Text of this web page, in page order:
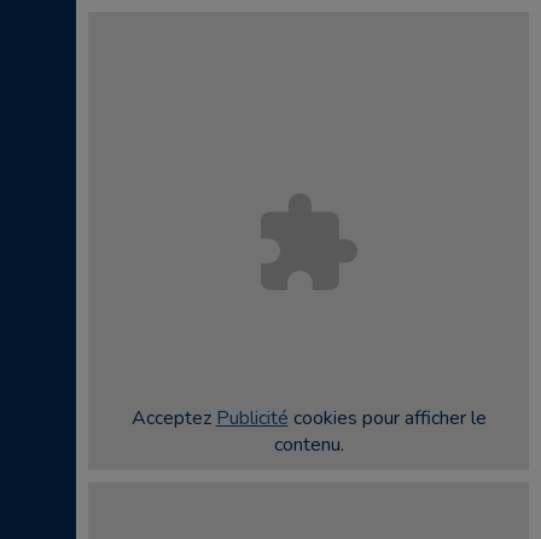
Acceptez Publicité cookies pour afficher le
contenu.